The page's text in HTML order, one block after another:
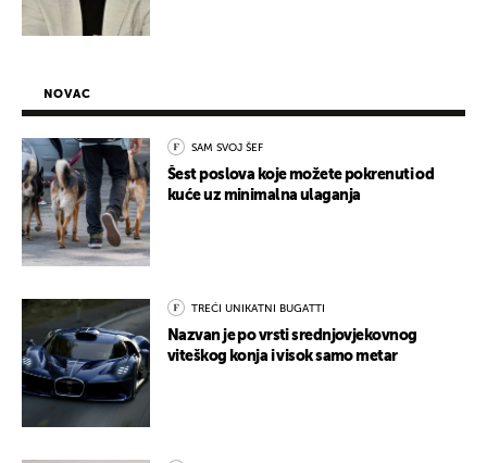
NOVAC
SAM SVOJ ŠEF
Šest poslova koje možete pokrenuti od
kuće uz minimalna ulaganja
TREĆI UNIKATNI BUGATTI
Nazvan je po vrsti srednjovjekovnog
viteškog konja i visok samo metar